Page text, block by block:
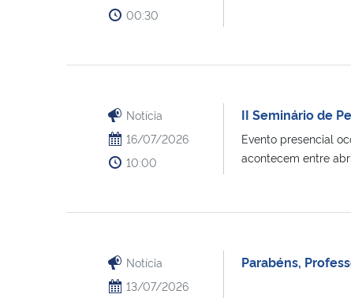
00:30
Notícia
16/07/2026
10:00
II Seminário de
Evento presencial
acontecem entre
Notícia
13/07/2026
Parabéns,